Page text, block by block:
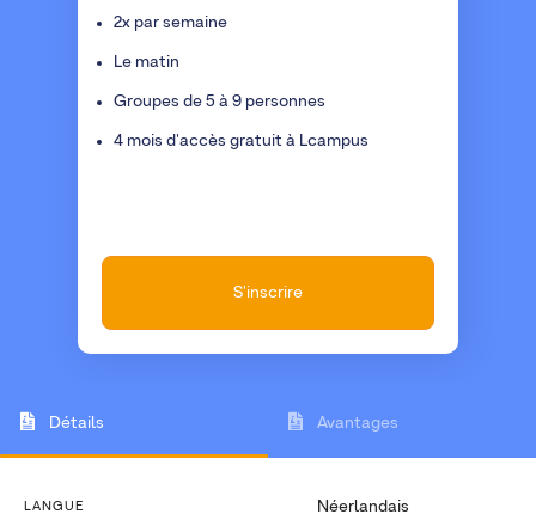
2x par semaine
Le matin
Groupes de 5 à 9 personnes
4 mois d'accès gratuit à Lcampus
S'inscrire
Détails Avantages
LANGUE Néerlandais